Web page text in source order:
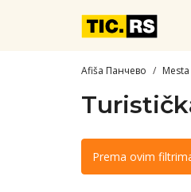
Afiša Панчево Mesta
Prema ovim